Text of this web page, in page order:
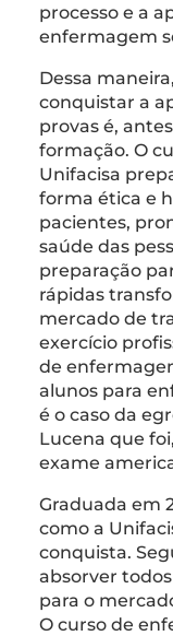
processo e a
enfermagem
Dessa
conquistar a
provas é,
formação. O
Unifacisa
forma ética e
pacientes,
saúde das
preparação
rápidas
mercado de
exercício
de
alunos para
é o caso da
Lucena que
exame
Graduada em
como a
conquista.
absorver
para o
O curso de